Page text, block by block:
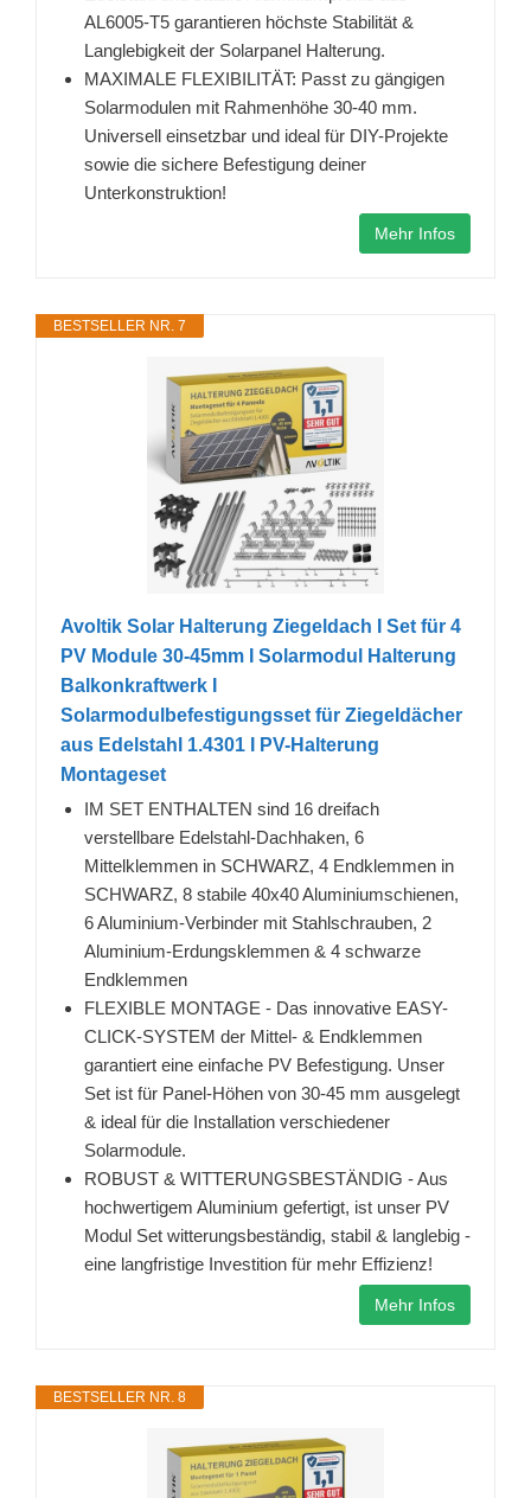
AL6005-T5 garantieren höchste Stabilität &
Langlebigkeit der Solarpanel Halterung.
MAXIMALE FLEXIBILITÄT: Passt zu gängigen
Solarmodulen mit Rahmenhöhe 30-40 mm.
Universell einsetzbar und ideal für DIY-Projekte
sowie die sichere Befestigung deiner
Unterkonstruktion!
Mehr Infos
BESTSELLER NR. 7
Avoltik Solar Halterung Ziegeldach I Set für 4
PV Module 30-45mm I Solarmodul Halterung
Balkonkraftwerk I
Solarmodulbefestigungsset für Ziegeldächer
aus Edelstahl 1.4301 I PV-Halterung
Montageset
IM SET ENTHALTEN sind 16 dreifach
verstellbare Edelstahl-Dachhaken, 6
Mittelklemmen in SCHWARZ, 4 Endklemmen in
SCHWARZ, 8 stabile 40x40 Aluminiumschienen,
6 Aluminium-Verbinder mit Stahlschrauben, 2
Aluminium-Erdungsklemmen & 4 schwarze
Endklemmen
FLEXIBLE MONTAGE - Das innovative EASY-
CLICK-SYSTEM der Mittel- & Endklemmen
garantiert eine einfache PV Befestigung. Unser
Set ist für Panel-Höhen von 30-45 mm ausgelegt
& ideal für die Installation verschiedener
Solarmodule.
ROBUST & WITTERUNGSBESTÄNDIG - Aus
hochwertigem Aluminium gefertigt, ist unser PV
Modul Set witterungsbeständig, stabil & langlebig -
eine langfristige Investition für mehr Effizienz!
Mehr Infos
BESTSELLER NR. 8